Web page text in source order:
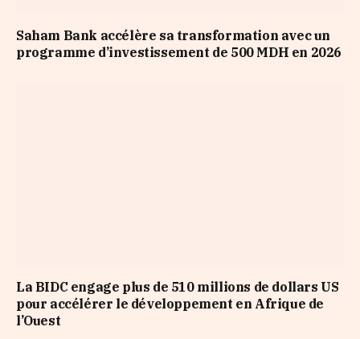
Saham Bank accélère sa transformation avec un
programme d’investissement de 500 MDH en 2026
La BIDC engage plus de 510 millions de dollars US
pour accélérer le développement en Afrique de
l’Ouest